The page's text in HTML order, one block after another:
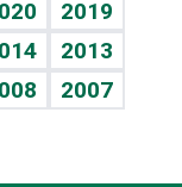
2019
2013
2007